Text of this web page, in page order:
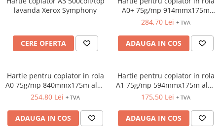
BANDA ADEZIVA & DISPENCERE
FOARFECI
CUTTERE
TUS/TUSIRE & STAMPILE
INSTRUMENTE DE SCRIS &
CORECTURA
INSTRUMENTE DE SCRIS DE
CALITATE SUPERIOARA
lavanda Xerox Symphony
CERE OFERTA
A0+ 75g/mp 914mmx175m
alba Xerox
284,70 Lei + TVA
ADAUGA IN COS
Hartie pentru copiator in rola
A0 75g/mp 840mmx175m alba
Xerox
254,80 Lei + TVA
ADAUGA IN COS
Hartie pentru copiator in rola
A1 75g/mp 594mmx175m alba
Xerox
175,50 Lei + TVA
ADAUGA IN COS